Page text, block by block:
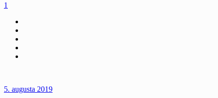
1
5. augusta 2019